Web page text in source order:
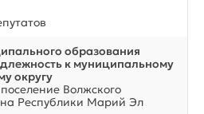
образования
к муниципальному
округу
Волжского
Республики Марий Эл